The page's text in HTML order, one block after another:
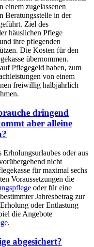
einem zugelassenen
Beratungsstelle in der
Ziel des
häuslichen Pflege
ihre pflegenden
Die Kosten für den
übernommen.
Pflegegeld haben, zum
von einem
freiwillig halbjährlich
dringend
aber alleine
oder aus
nicht
für maximal sechs
Voraussetzungen die
oder für eine
Jahresbetrag zur
oder Entlastung
die Angebote
.
abgesichert?